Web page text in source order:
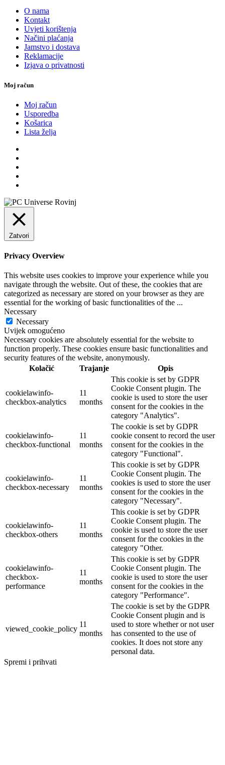
O nama
Kontakt
Uvjeti korištenja
Načini plaćanja
Jamstvo i dostava
Reklamacije
Izjava o privatnosti
Moj račun
Moj račun
Usporedba
Košarica
Lista želja
Zatvori
Privacy Overview
This website uses cookies to improve your experience while you
navigate through the website. Out of these, the cookies that are
categorized as necessary are stored on your browser as they are
essential for the working of basic functionalities of the ...
Necessary
Necessary
Uvijek omogućeno
Necessary cookies are absolutely essential for the website to
function properly. These cookies ensure basic functionalities and
security features of the website, anonymously.
Kolačić
Trajanje Opis
cookielawinfo-
checkbox-analytics
11
months
This cookie is set by GDPR
Cookie Consent plugin. The
cookie is used to store the user
consent for the cookies in the
category "Analytics".
cookielawinfo-
checkbox-functional
11
months
The cookie is set by GDPR
cookie consent to record the user
consent for the cookies in the
category "Functional".
cookielawinfo-
checkbox-necessary
11
months
This cookie is set by GDPR
Cookie Consent plugin. The
cookies is used to store the user
consent for the cookies in the
category "Necessary".
cookielawinfo-
checkbox-others
11
months
This cookie is set by GDPR
Cookie Consent plugin. The
cookie is used to store the user
consent for the cookies in the
category "Other.
cookielawinfo-
checkbox-
performance
11
months
This cookie is set by GDPR
Cookie Consent plugin. The
cookie is used to store the user
consent for the cookies in the
category "Performance".
viewed_cookie_policy
11
months
The cookie is set by the GDPR
Cookie Consent plugin and is
used to store whether or not user
has consented to the use of
cookies. It does not store any
personal data.
Spremi i prihvati